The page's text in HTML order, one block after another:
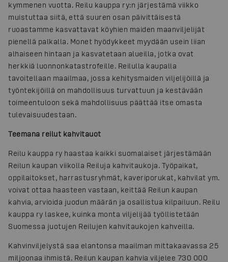
kymmenen vuotta. Reilu kauppa ry:n järjestämä viikko
muistuttaa siitä, että suuren osan päivittäisestä
ruoastamme kasvattavat köyhien maiden maanviljelijät
pienellä palkalla. Monet hyödykkeet myydään usein liian
alhaiseen hintaan ja kasvatetaan alueilla, jotka ovat
herkkiä luonnonkatastrofeille. Reilulla kaupalla
tavoitellaan maailmaa, jossa kehitysmaiden viljelijöillä ja
työntekijöillä on mahdollisuus turvattuun ja kestävään
toimeentuloon sekä mahdollisuus päättää itse omasta
tulevaisuudestaan.
Teemana reilut kahvitauot
Reilu kauppa ry haastaa kaikki suomalaiset järjestämään
Reilun kaupan viikolla Reiluja kahvitaukoja. Työpaikat,
oppilaitokset, harrastusryhmät, kaveriporukat, kahvilat ym.
voivat ottaa haasteen vastaan, keittää Reilun kaupan
kahvia, arvioida juodun määrän ja osallistua kilpailuun. Reilu
kauppa ry laskee, kuinka monta viljelijää työllistetään
Suomessa juotujen Reilujen kahvitaukojen kahveilla.
Kahvinviljelystä saa elantonsa maailman mittakaavassa 25
miljoonaa ihmistä. Reilun kaupan kahvia viljelee 730 000